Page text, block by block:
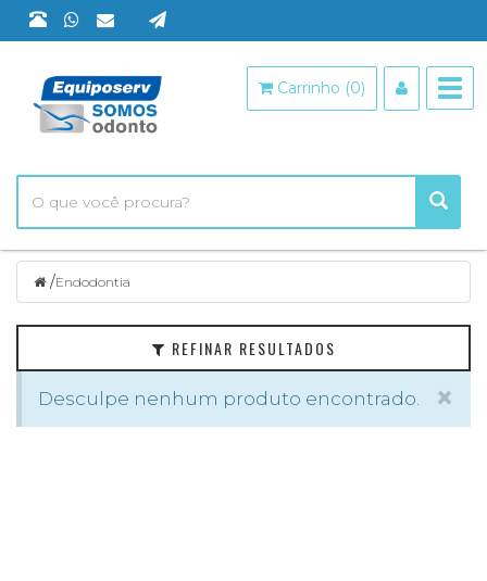
Carrinho (0)
/Endodontia
REFINAR RESULTADOS
Filtrar
Categorias
Peças
de
mão
Periféricos
Imagem
×
Desculpe nenhum produto encontrado.